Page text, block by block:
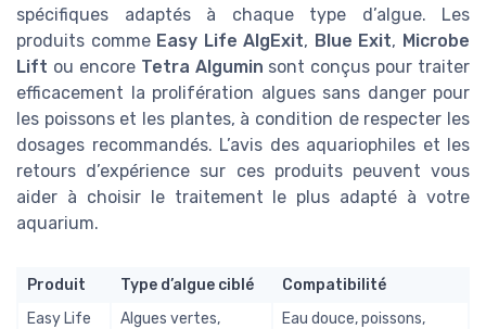
spécifiques adaptés à chaque type d’algue. Les
produits comme Easy Life AlgExit, Blue Exit, Microbe
Lift ou encore Tetra Algumin sont conçus pour traiter
efficacement la prolifération algues sans danger pour
les poissons et les plantes, à condition de respecter les
dosages recommandés. L’avis des aquariophiles et les
retours d’expérience sur ces produits peuvent vous
aider à choisir le traitement le plus adapté à votre
aquarium.
Produit Type d’algue ciblé
Compatibilité
Easy Life
Algues vertes,
Eau douce, poissons,